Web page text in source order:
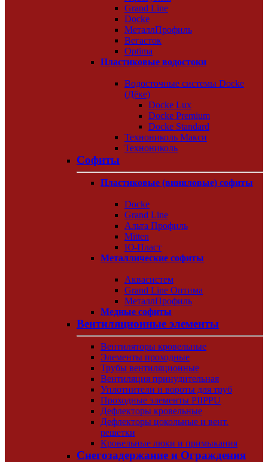
Grand Line
Docke
МеталлПрофиль
Вегасток
Optima
Пластиковые водостоки
Водосточные системы Docke
(Дёке)
Docke Lux
Docke Premium
Docke Standard
Технониколь Макси
Технониколь
Софиты
Пластиковые (виниловые) софиты
Docke
Grand Line
Альта Профиль
Mitten
Ю-Пласт
Металлические софиты
Аквасистем
Grand Line Оптима
МеталлПрофиль
Медные софиты
Вентиляционные элементы
Вентиляторы кровельные
Элементы проходные
Трубы вентиляционные
Вентиляция принудительная
Уплотнители и вороты для труб
Проходные элементы PIIPPU
Дефлекторы кровельные
Дефлекторы цокольные и вент.
решетки
Кровельные люки и примыкания
Снегозадержание и Ограждения